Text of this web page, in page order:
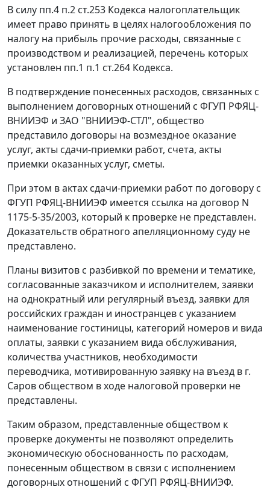
В силу пп.4 п.2 ст.253 Кодекса налогоплательщик
имеет право принять в целях налогообложения по
налогу на прибыль прочие расходы, связанные с
производством и реализацией, перечень которых
установлен пп.1 п.1 ст.264 Кодекса.
В подтверждение понесенных расходов, связанных с
выполнением договорных отношений с ФГУП РФЯЦ-
ВНИИЭФ и ЗАО "ВНИИЭФ-СТЛ", общество
представило договоры на возмездное оказание
услуг, акты сдачи-приемки работ, счета, акты
приемки оказанных услуг, сметы.
При этом в актах сдачи-приемки работ по договору с
ФГУП РФЯЦ-ВНИИЭФ имеется ссылка на договор N
1175-5-35/2003, который к проверке не представлен.
Доказательств обратного апелляционному суду не
представлено.
Планы визитов с разбивкой по времени и тематике,
согласованные заказчиком и исполнителем, заявки
на однократный или регулярный въезд, заявки для
российских граждан и иностранцев с указанием
наименование гостиницы, категорий номеров и вида
оплаты, заявки с указанием вида обслуживания,
количества участников, необходимости
переводчика, мотивированную заявку на въезд в г.
Саров обществом в ходе налоговой проверки не
представлены.
Таким образом, представленные обществом к
проверке документы не позволяют определить
экономическую обоснованность по расходам,
понесенным обществом в связи с исполнением
договорных отношений с ФГУП РФЯЦ-ВНИИЭФ.